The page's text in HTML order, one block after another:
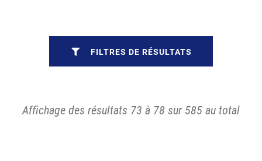
Affichage des résultats 73 à 78 sur 585 au total
FILTRES DE RÉSULTATS